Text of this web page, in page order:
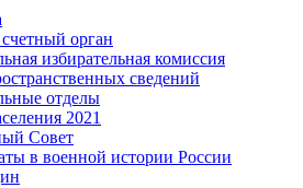
орган
избирательная комиссия
сведений
отделы
2021
Совет
в военной истории России